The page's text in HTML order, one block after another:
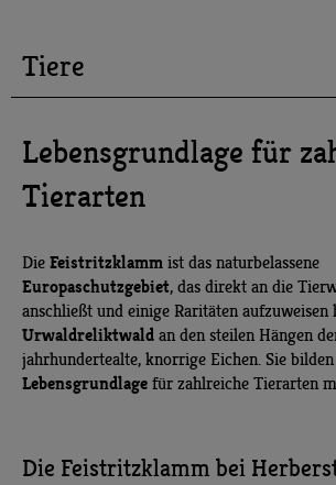
Tiere
Lebensgrundlage für
Tierarten
Die Feistritzklamm ist das naturbelassene
Europaschutzgebiet, das direkt an die
anschließt und einige Raritäten aufzuweisen
Urwaldreliktwald an den steilen Hängen
jahrhundertealte, knorrige Eichen. Sie
Lebensgrundlage für zahlreiche Tierarten
Die Feistritzklamm bei